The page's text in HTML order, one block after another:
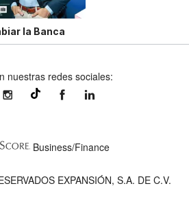
la Banca
nuestras redes sociales:
expansionmx ExpansionMex
Business/Finance
EXPANSIÓN, S.A. DE C.V.